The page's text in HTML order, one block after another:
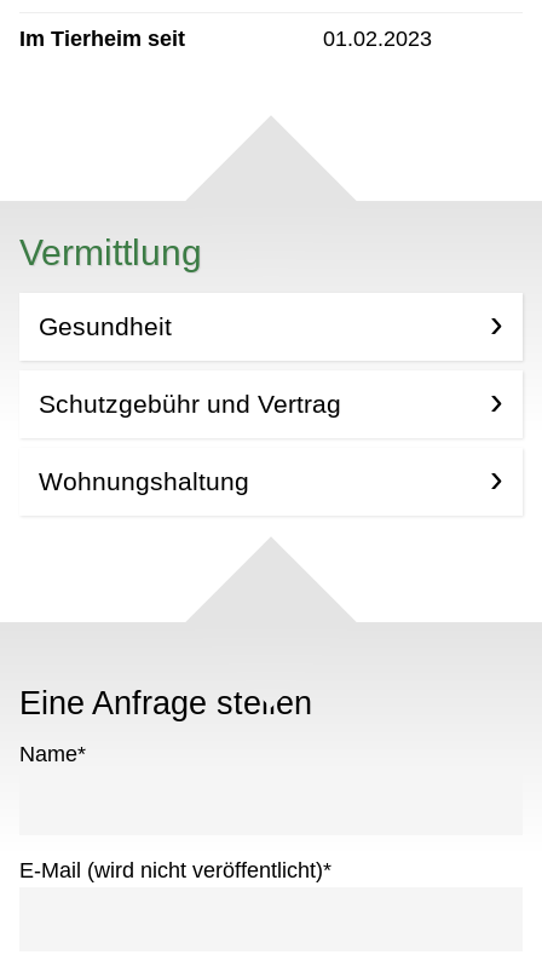
Im Tierheim seit 01.02.2023
Vermittlung
Gesundheit
Schutzgebühr und Vertrag
Wohnungshaltung
Eine Anfrage stellen
Name*
E-Mail (wird nicht veröffentlicht)*